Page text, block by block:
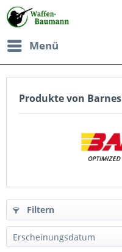
Menü
Produkte von Barnes
Filtern